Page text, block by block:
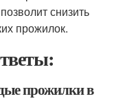
снизить
прожилок.
прожилки в